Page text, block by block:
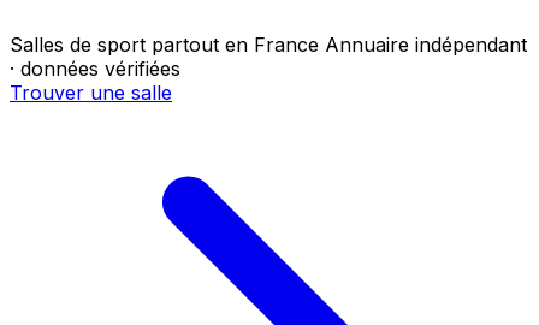
Salles de sport partout en France Annuaire indépendant
· données vérifiées
Trouver une salle